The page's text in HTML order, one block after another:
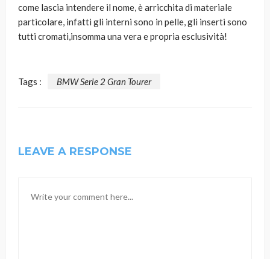
come lascia intendere il nome, è arricchita di materiale
particolare, infatti gli interni sono in pelle, gli inserti sono
tutti cromati,insomma una vera e propria esclusività!
Tags : BMW Serie 2 Gran Tourer
LEAVE A RESPONSE